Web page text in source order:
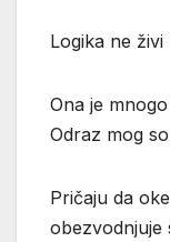
Logika ne
Ona je
Odraz mog
Pričaju da
obezvodnjuje